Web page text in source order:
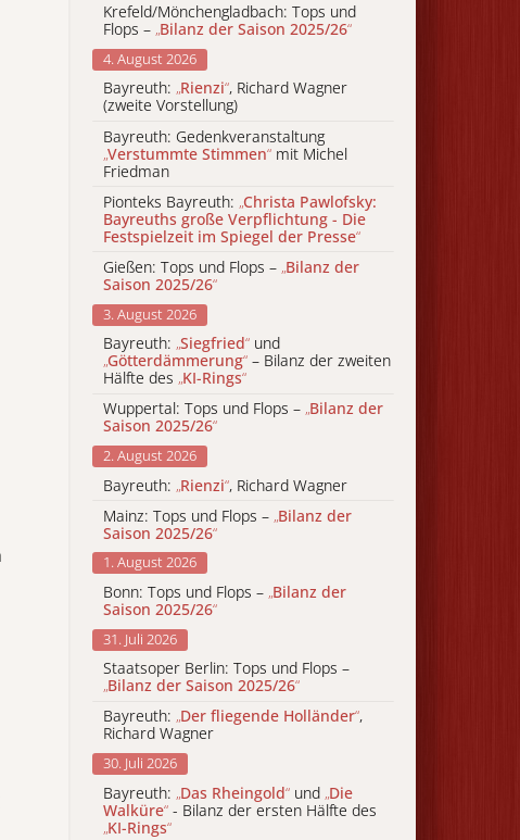
Krefeld/Mönchengladbach: Tops und
Flops – „Bilanz der Saison 2025/26“
4. August 2026
Bayreuth: „Rienzi“, Richard Wagner
(zweite Vorstellung)
Bayreuth: Gedenkveranstaltung
„Verstummte Stimmen“ mit Michel
Friedman
Pionteks Bayreuth: „Christa Pawlofsky:
Bayreuths große Verpflichtung - Die
Festspielzeit im Spiegel der Presse“
Gießen: Tops und Flops – „Bilanz der
Saison 2025/26“
3. August 2026
Bayreuth: „Siegfried“ und
„Götterdämmerung“ – Bilanz der zweiten
Hälfte des „KI-Rings“
Wuppertal: Tops und Flops – „Bilanz der
Saison 2025/26“
2. August 2026
Bayreuth: „Rienzi“, Richard Wagner
Mainz: Tops und Flops – „Bilanz der
Saison 2025/26“
1. August 2026
Bonn: Tops und Flops – „Bilanz der
Saison 2025/26“
31. Juli 2026
Staatsoper Berlin: Tops und Flops –
„Bilanz der Saison 2025/26“
Bayreuth: „Der fliegende Holländer“,
Richard Wagner
30. Juli 2026
Bayreuth: „Das Rheingold“ und „Die
Walküre“ - Bilanz der ersten Hälfte des
„KI-Rings“